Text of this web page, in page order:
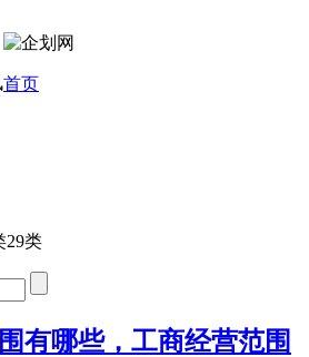
首页
29类
有哪些，工商经营范围